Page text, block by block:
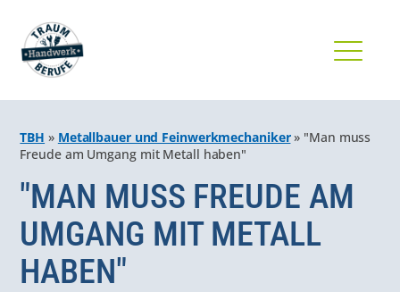
TBH » Metallbauer und Feinwerkmechaniker» "Man muss
Freude am Umgang mit Metall haben"
"MAN MUSS FREUDE AM
UMGANG MIT METALL
HABEN"